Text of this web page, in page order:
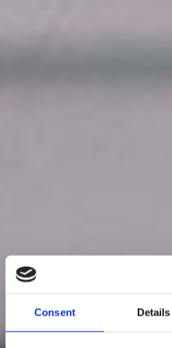
Consent Details